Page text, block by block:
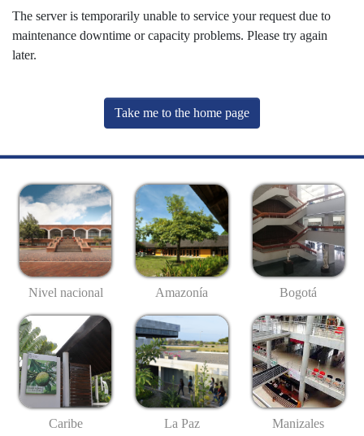
The server is temporarily unable to service your request due to
maintenance downtime or capacity problems. Please try again
later.
Take me to the home page
Nivel nacional Amazonía Bogotá
Caribe La Paz Manizales